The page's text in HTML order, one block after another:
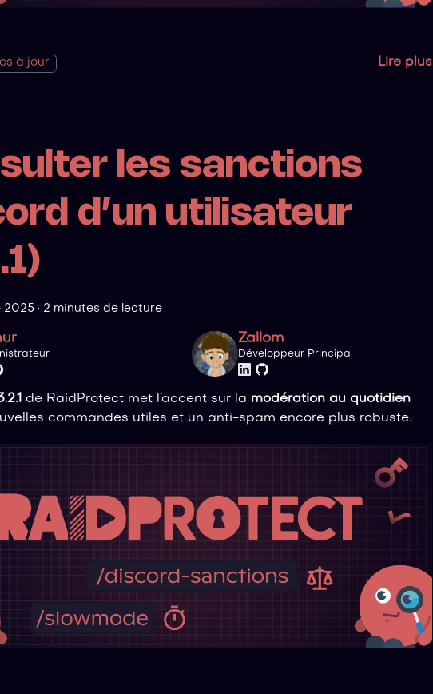
à jour Lire plus
les sanctions
d’un utilisateur
2025 · 2 minutes de lecture
Zallom
Développeur Principal
de RaidProtect met l’accent sur la modération au quotidien
commandes utiles et un anti-spam encore plus robuste.